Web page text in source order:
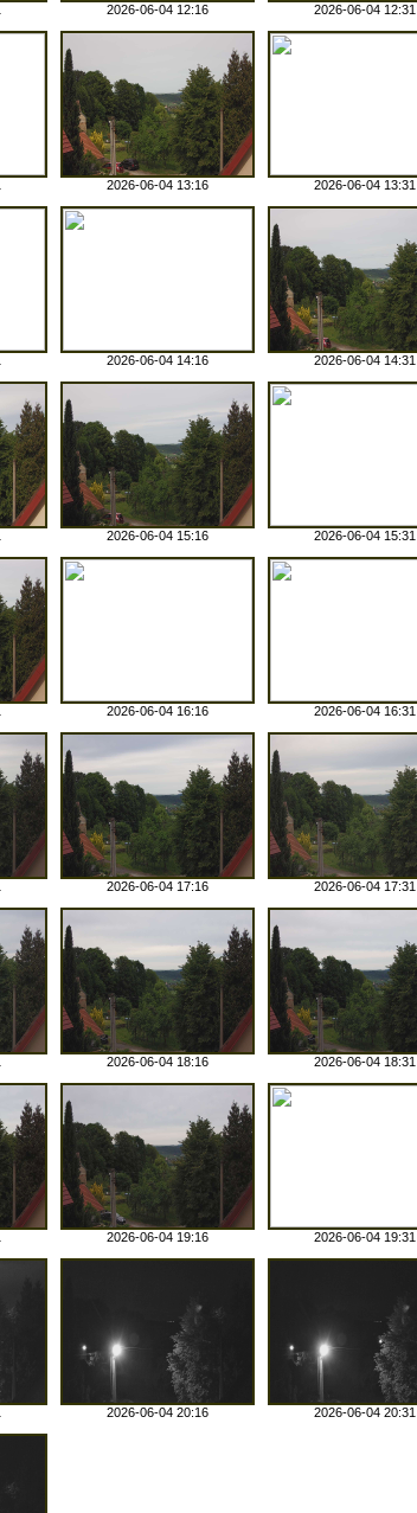
2026-06-04 12:16 2026-06-04 12:31
2026-06-04 13:16 2026-06-04 13:31
2026-06-04 14:16 2026-06-04 14:31
2026-06-04 15:16 2026-06-04 15:31
2026-06-04 16:16 2026-06-04 16:31
2026-06-04 17:16 2026-06-04 17:31
2026-06-04 18:16 2026-06-04 18:31
2026-06-04 19:16 2026-06-04 19:31
2026-06-04 20:16 2026-06-04 20:31